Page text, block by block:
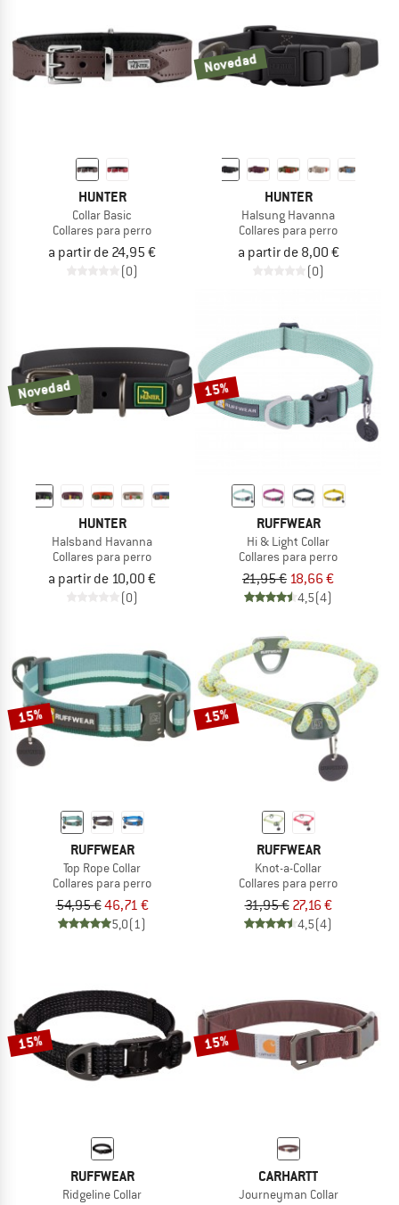
TO THE SALE
HUNTER
Collar Basic
Collares para perro
a partir de 24,95 €
(0)
Novedad
HUNTER
Halsung Havanna
Collares para perro
a partir de 8,00 €
(0)
Novedad
HUNTER
Halsband Havanna
Collares para perro
a partir de 10,00 €
(0)
15%
RUFFWEAR
Hi & Light Collar
Collares para perro
21,95 € 18,66 €
4,5(4)
15%
RUFFWEAR
Top Rope Collar
Collares para perro
54,95 €46,71 €
5,0(1)
15%
RUFFWEAR
Knot-a-Collar
Collares para perro
31,95 € 27,16 €
4,5(4)
15%
RUFFWEAR
Ridgeline Collar
15%
CARHARTT
Journeyman Collar